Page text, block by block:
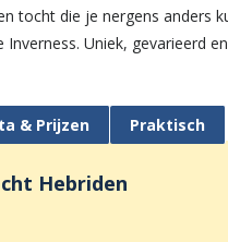
tocht die je nergens anders
Uniek, gevarieerd
& Prijzen Praktisch
Hebriden